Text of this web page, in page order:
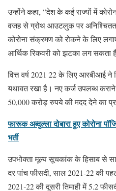
उन्होंने कहा, “देश के कई राज्यों में
वजह से ग्रोथ आउटलुक पर अनिश्चितता
कोरोना संक्रमण को रोकने के लिए
आर्थिक रिकवरी को झटका लग सकता
वित्त वर्ष 2021 22 के लिए आरबीआई
यथावत रखा है। नए कर्ज उपलब्ध कराने
50,000 करोड़ रुपये की मदद देने का
फारूक अब्दुल्ला दोबारा हुए कोरोना
भर्ती
उपभोक्ता मूल्य सूचकांक के हिसाब से
दर पांच फीसदी, साल 2021-22 की
2021-22 की दूसरी तिमाही में 5.2